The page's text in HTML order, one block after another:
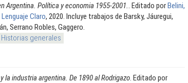
Argentina. Política y economia 1955-2001. . Editado porBelini,
Lenguaje Claro, 2020. Incluye trabajos de Barsky, Jáuregui,
Serrano Robles, Gaggero.
Historias generales
la industria argentina. De 1890 al Rodrigazo . Editado por